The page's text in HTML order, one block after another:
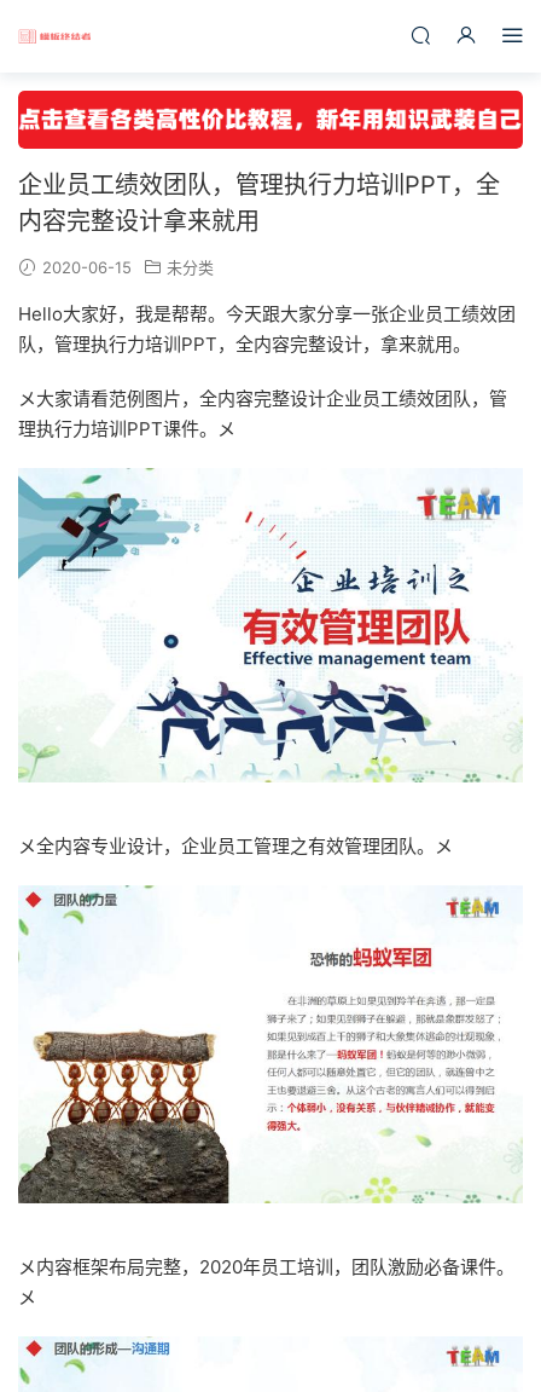
企业员工绩效团队，管理执行力培训PPT，全
内容完整设计拿来就用
2020-06-15 未分类
Hello大家好，我是帮帮。今天跟大家分享一张企业员工绩效团
队，管理执行力培训PPT，全内容完整设计，拿来就用。
メ大家请看范例图片，全内容完整设计企业员工绩效团队，管
理执行力培训PPT课件。メ
メ全内容专业设计，企业员工管理之有效管理团队。メ
メ内容框架布局完整，2020年员工培训，团队激励必备课件。
メ